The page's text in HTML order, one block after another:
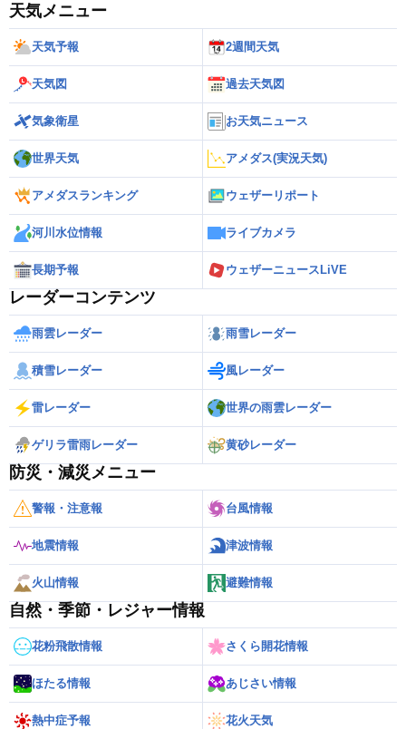
天気メニュー
天気予報 2週間天気
天気図 過去天気図
気象衛星 お天気ニュース
世界天気 アメダス(実況天気)
アメダスランキング ウェザーリポート
河川水位情報 ライブカメラ
長期予報 ウェザーニュースLiVE
レーダーコンテンツ
雨雲レーダー 雨雪レーダー
積雪レーダー 風レーダー
雷レーダー 世界の雨雲レーダー
ゲリラ雷雨レーダー 黄砂レーダー
防災・減災メニュー
警報・注意報 台風情報
地震情報 津波情報
火山情報 避難情報
自然・季節・レジャー情報
花粉飛散情報 さくら開花情報
ほたる情報 あじさい情報
熱中症予報 花火天気